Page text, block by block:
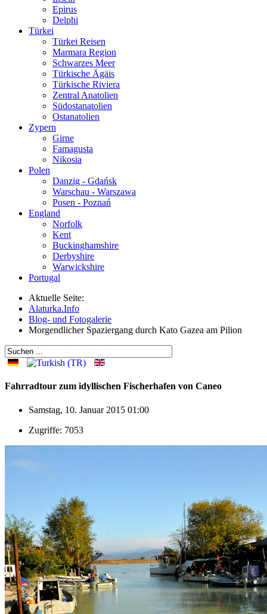
Epirus
Delphi
Türkei
Türkei Reisen
Marmara Region
Schwarzes Meer
Türkische Ägäis
Türkische Riviera
Zentral Anatolien
Südostanatolien
Ostanatolien
Zypern
Girne
Famagusta
Nikosia
Polen
Danzig - Gdańsk
Warschau - Warszawa
Posen - Poznań
England
Norfolk
Kent
Buckinghamshire
Derbyshire
Warwickshire
Portugal
Aktuelle Seite:
Alaturka.Info
Blog- und Fotogalerie
Morgendlicher Spaziergang durch Kato Gazea am Pilion
Fahrradtour zum idyllischen Fischerhafen von Caneo
Samstag, 10. Januar 2015 01:00
Zugriffe: 7053